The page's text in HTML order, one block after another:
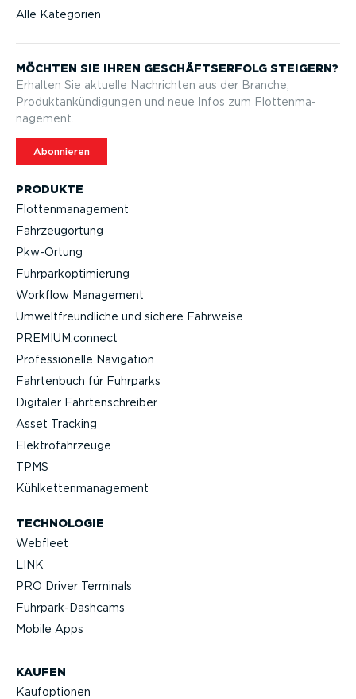
Alle Kategorien
PRODUKTE
Flotten­ma­nagement
Fahrzeu­g­ortung
Pkw-Ortung
Fuhrpar­k­op­ti­mierung
Workflow Management
Umwelt­freund­liche und sichere Fahrweise
PREMIUM.connect
Profes­sio­nelle Navigation
Fahrtenbuch für Fuhrparks
Digitaler Fahrten­schreiber
Asset Tracking
Elektro­fahr­zeuge
TPMS
Kühlket­ten­ma­nagement
TECHNOLOGIE
Webfleet
LINK
PRO Driver Terminals
Fuhrpar­k-Da­shcams
Mobile Apps
KAUFEN
Kaufop­tionen
MÖCHTEN SIE IHREN GESCHÄFTS­ERFOLG STEIGERN?
Erhalten Sie aktuelle Nachrichten aus der Branche,
Produktan­kün­di­gungen und neue Infos zum Flotten­ma­
nagement.
Abonnieren